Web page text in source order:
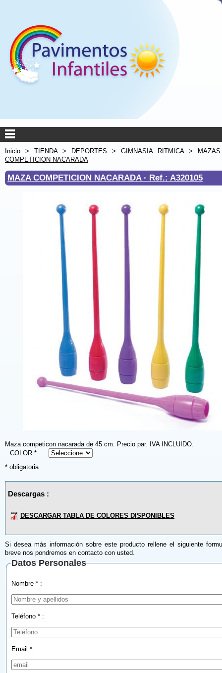
Inicio > TIENDA> DEPORTES > GIMNASIA RITMICA> MAZAS
COMPETICION NACARADA
MAZA COMPETICION NACARADA · Ref.: A320105
Maza competicon nacarada de 45 cm. Precio par. IVA INCLUIDO.
COLOR *
* obligatoria
Descargas :
DESCARGAR TABLA DE COLORES DISPONIBLES
Si desea más información sobre este producto rellene el siguiente
breve nos pondremos en contacto con usted.
Datos Personales
Nombre * :
Teléfono * :
Email *: